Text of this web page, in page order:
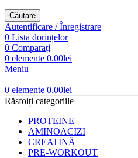
Căutare
Autentificare / Înregistrare
0 Lista dorințelor
0 Comparați
0 elemente 0.00lei
Meniu
0 elemente 0.00lei
Răsfoiți categoriile
PROTEINE
AMINOACIZI
CREATINĂ
PRE-WORKOUT